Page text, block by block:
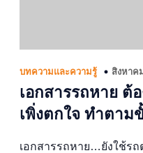
บทความและความรู้ สิงหาค
เอกสารรถหาย ต้
เพิ่งตกใจ ทำตาม
เอกสารรถหาย…ยังใช้รถ